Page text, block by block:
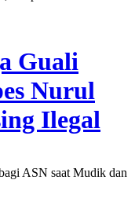
Guali
Nurul
Ilegal